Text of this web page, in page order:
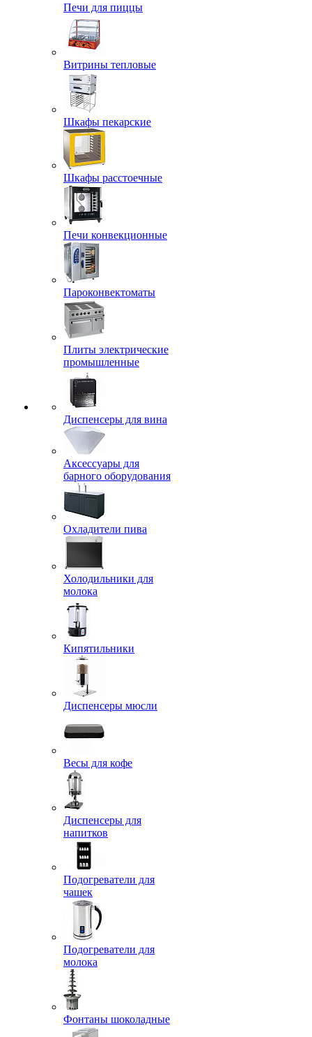
Печи для пиццы
Витрины тепловые
Шкафы пекарские
Шкафы расстоечные
Печи конвекционные
Пароконвектоматы
Плиты электрические
промышленные
Диспенсеры для вина
Аксессуары для
барного оборудования
Охладители пива
Холодильники для
молока
Кипятильники
Диспенсеры мюсли
Весы для кофе
Диспенсеры для
напитков
Подогреватели для
чашек
Подогреватели для
молока
Фонтаны шоколадные